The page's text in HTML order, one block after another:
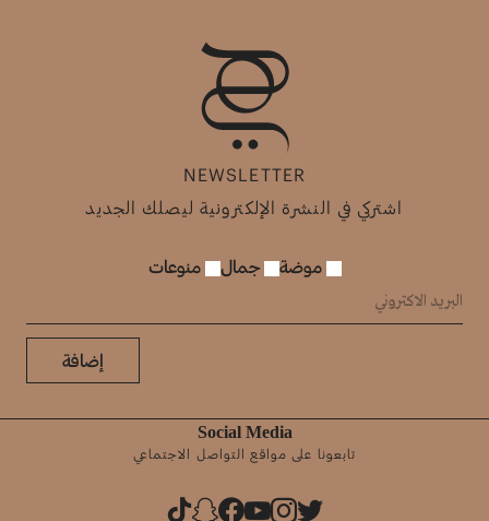
NEWSLETTER
اشتركي في النشرة الإلكترونية ليصلك الجديد
موضة جمال منوعات
إضافة
Social Media
تابعونا على مواقع التواصل الاجتماعي